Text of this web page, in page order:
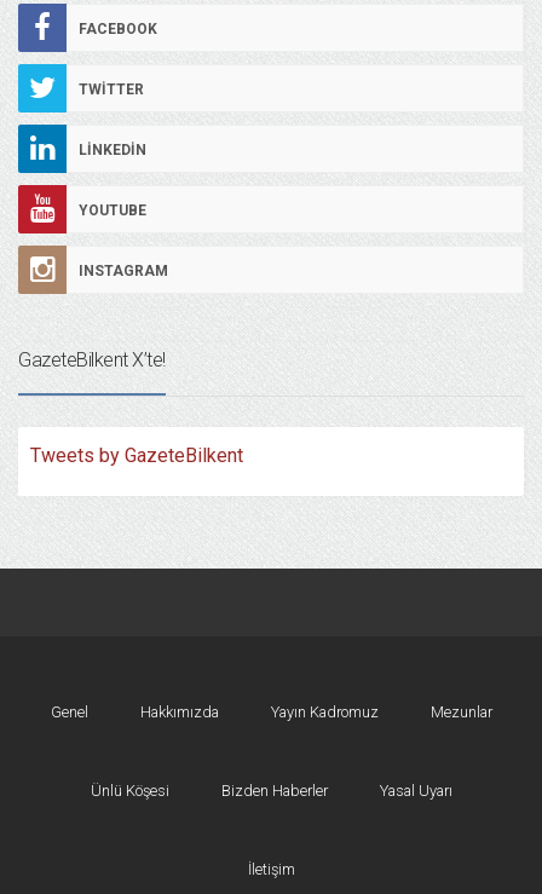
FACEBOOK
TWITTER
LINKEDIN
YOUTUBE
INSTAGRAM
GazeteBilkent X’te!
Tweets by GazeteBilkent
Genel Hakkımızda Yayın Kadromuz Mezunlar
Ünlü Köşesi Bizden Haberler Yasal Uyarı
İletişim